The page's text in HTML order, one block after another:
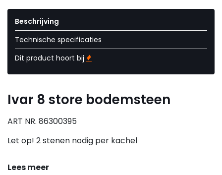
Beschrijving
Technische specificaties
Dit product hoort bij
Ivar 8 store bodemsteen
ART NR. 86300395
Let op! 2 stenen nodig per kachel
Lees meer